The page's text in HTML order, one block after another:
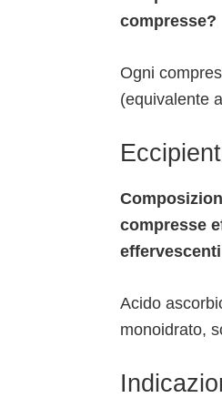
compresse?
Ogni
(equivalente
compresse
Acido
monoidrato,